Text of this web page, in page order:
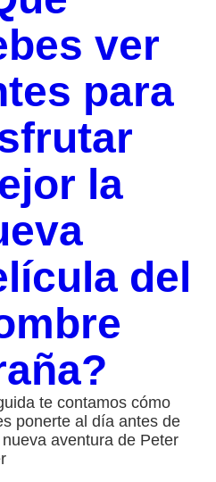
ver
para
la
del
te contamos cómo
ponerte al día antes de
aventura de Peter